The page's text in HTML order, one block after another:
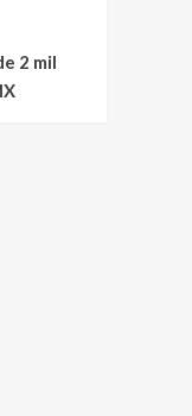
2 mil